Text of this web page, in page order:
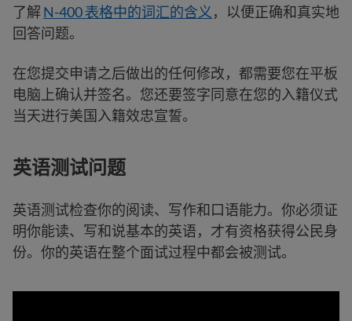
了解N-400 表格中的词汇的含义 ，以便正确和真实地
回答问题。
在您提交申请之后做出的任何修改，都需要您在平板
电脑上确认并签名。您还要签字同意在您的入籍仪式
当天进行美国入籍效忠宣誓。
英语测试问题
英语测试检查你的阅读、写作和口语能力。你必须证
明你能读、写和说基本的英语，才有资格获得公民身
份。你的英语在整个面试过程中都会被测试。